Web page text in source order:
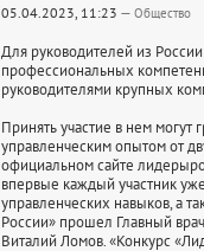
05.04.2023, 11:23 — Общество
Для руководителей из
профессиональных
руководителями крупных
Принять участие в нем
управленческим опытом от
официальном сайте
впервые каждый участник
управленческих навыков, а
России» прошел Главный
Виталий Ломов. «Конкурс